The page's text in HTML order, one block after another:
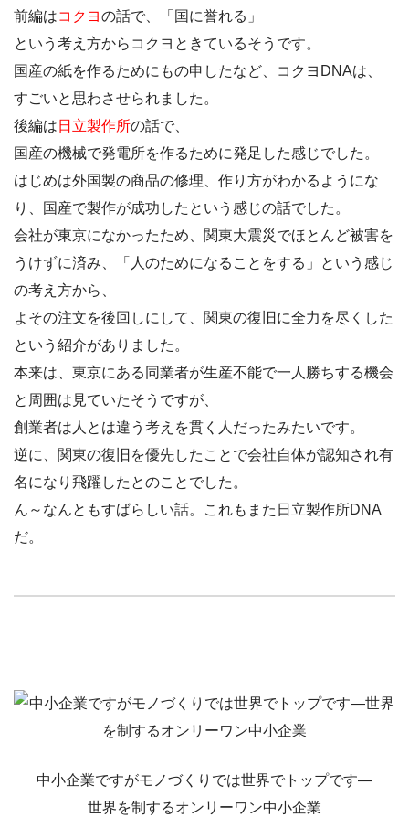
前編はコクヨの話で、「国に誉れる」
という考え方からコクヨときているそうです。
国産の紙を作るためにもの申したなど、コクヨDNAは、
すごいと思わさせられました。
後編は 日立製作所の話で、
国産の機械で発電所を作るために発足した感じでした。
はじめは外国製の商品の修理、作り方がわかるようにな
り、国産で製作が成功したという感じの話でした。
会社が東京になかったため、関東大震災でほとんど被害を
うけずに済み、「人のためになることをする」という感じ
の考え方から、
よその注文を後回しにして、関東の復旧に全力を尽くした
という紹介がありました。
本来は、東京にある同業者が生産不能で一人勝ちする機会
と周囲は見ていたそうですが、
創業者は人とは違う考えを貫く人だったみたいです。
逆に、関東の復旧を優先したことで会社自体が認知され有
名になり飛躍したとのことでした。
ん～なんともすばらしい話。これもまた日立製作所DNA
だ。
中小企業ですがモノづくりでは世界でトップです―
世界を制するオンリーワン中小企業